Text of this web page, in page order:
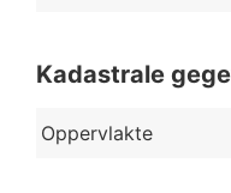
Kadastrale
Oppervlakte